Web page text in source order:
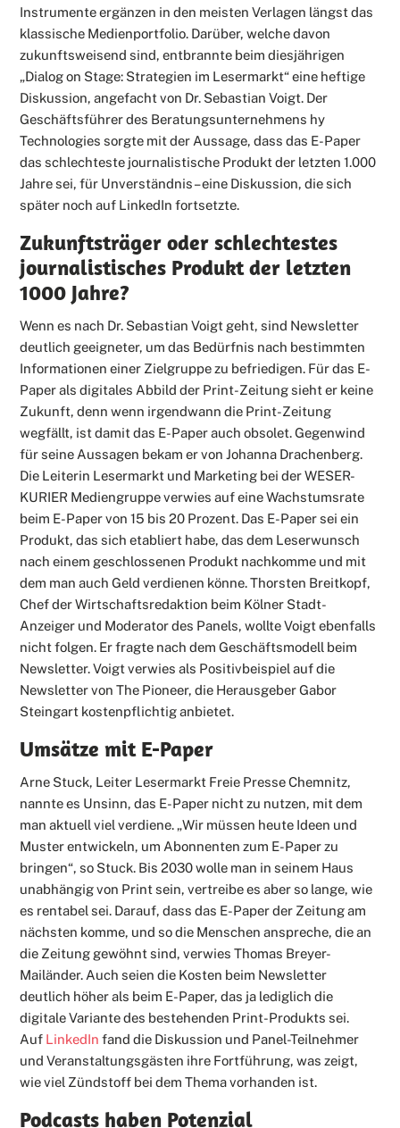
Instrumente ergänzen in den meisten Verlagen längst das
klassische Medienportfolio. Darüber, welche davon
zukunftsweisend sind, entbrannte beim diesjährigen
„Dialog on Stage: Strategien im Lesermarkt“ eine heftige
Diskussion, angefacht von Dr. Sebastian Voigt. Der
Geschäftsführer des Beratungsunternehmens hy
Technologies sorgte mit der Aussage, dass das E-Paper
das schlechteste journalistische Produkt der letzten 1.000
Jahre sei, für Unverständnis – eine Diskussion, die sich
später noch auf LinkedIn fortsetzte.
Zukunftsträger oder schlechtestes
journalistisches Produkt der letzten
1000 Jahre?
Wenn es nach Dr. Sebastian Voigt geht, sind Newsletter
deutlich geeigneter, um das Bedürfnis nach bestimmten
Informationen einer Zielgruppe zu befriedigen. Für das E-
Paper als digitales Abbild der Print-Zeitung sieht er keine
Zukunft, denn wenn irgendwann die Print-Zeitung
wegfällt, ist damit das E-Paper auch obsolet. Gegenwind
für seine Aussagen bekam er von Johanna Drachenberg.
Die Leiterin Lesermarkt und Marketing bei der WESER-
KURIER Mediengruppe verwies auf eine Wachstumsrate
beim E-Paper von 15 bis 20 Prozent. Das E-Paper sei ein
Produkt, das sich etabliert habe, das dem Leserwunsch
nach einem geschlossenen Produkt nachkomme und mit
dem man auch Geld verdienen könne. Thorsten Breitkopf,
Chef der Wirtschaftsredaktion beim Kölner Stadt-
Anzeiger und Moderator des Panels, wollte Voigt ebenfalls
nicht folgen. Er fragte nach dem Geschäftsmodell beim
Newsletter. Voigt verwies als Positivbeispiel auf die
Newsletter von The Pioneer, die Herausgeber Gabor
Steingart kostenpflichtig anbietet.
Umsätze mit E-Paper
Arne Stuck, Leiter Lesermarkt Freie Presse Chemnitz,
nannte es Unsinn, das E-Paper nicht zu nutzen, mit dem
man aktuell viel verdiene. „Wir müssen heute Ideen und
Muster entwickeln, um Abonnenten zum E-Paper zu
bringen“, so Stuck. Bis 2030 wolle man in seinem Haus
unabhängig von Print sein, vertreibe es aber so lange, wie
es rentabel sei. Darauf, dass das E-Paper der Zeitung am
nächsten komme, und so die Menschen anspreche, die an
die Zeitung gewöhnt sind, verwies Thomas Breyer-
Mailänder. Auch seien die Kosten beim Newsletter
deutlich höher als beim E-Paper, das ja lediglich die
digitale Variante des bestehenden Print-Produkts sei.
Auf LinkedIn fand die Diskussion und Panel-Teilnehmer
und Veranstaltungsgästen ihre Fortführung, was zeigt,
wie viel Zündstoff bei dem Thema vorhanden ist.
Podcasts haben Potenzial